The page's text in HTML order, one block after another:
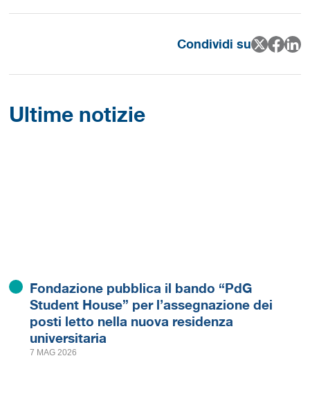
Condividi su
Ultime notizie
Fondazione pubblica il bando “PdG
Student House” per l’assegnazione dei
posti letto nella nuova residenza
universitaria
7 MAG 2026